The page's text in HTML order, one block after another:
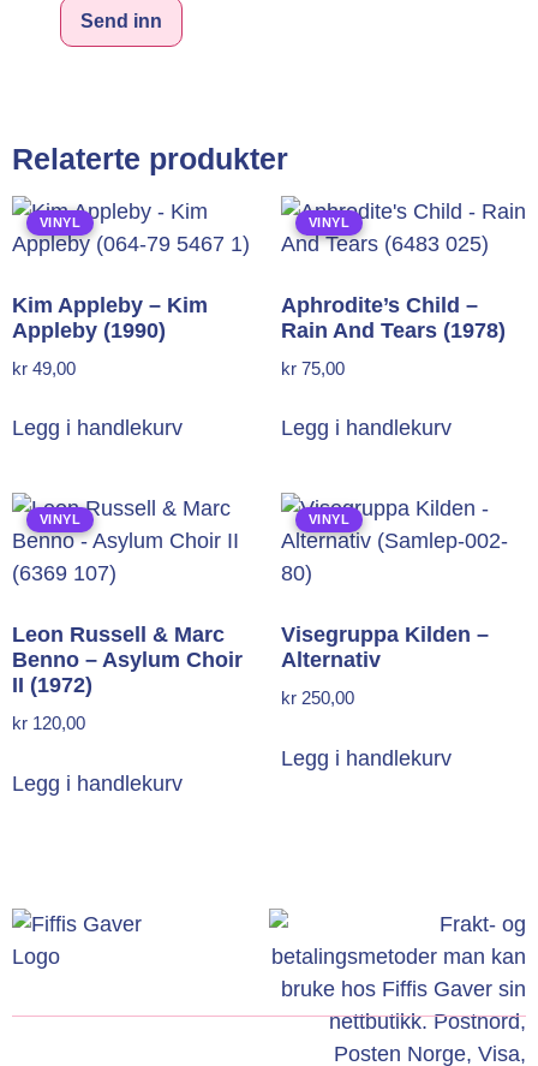
Relaterte produkter
VINYL
Kim Appleby – Kim
Appleby (1990)
kr 49,00
Legg i handlekurv
VINYL
Aphrodite’s Child –
Rain And Tears (1978)
kr 75,00
Legg i handlekurv
VINYL
Leon Russell & Marc
Benno – Asylum Choir
II (1972)
kr 120,00
Legg i handlekurv
VINYL
Visegruppa Kilden –
Alternativ
kr 250,00
Legg i handlekurv